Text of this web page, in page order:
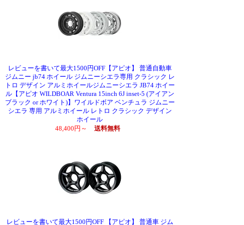
レビューを書いて最大1500円OFF【アピオ】 普通自動車
ジムニー jb74 ホイール ジムニーシエラ専用 クラシック レ
トロ デザイン アルミホイールジムニーシエラ JB74 ホイー
ル【アピオ WILDBOAR Ventura 15inch 6J inset-5 (アイアン
ブラック or ホワイト)】ワイルドボア ベンチュラ ジムニー
シエラ 専用 アルミホイール レトロ クラシック デザイン
ホイール
48,400円～
送料無料
レビューを書いて最大1500円OFF 【アピオ】 普通車 ジム